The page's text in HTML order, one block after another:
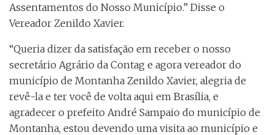
Assentamentos do Nosso Município.” Disse o
Vereador Zenildo Xavier.
“Queria dizer da satisfação em receber o nosso
secretário Agrário da Contag e agora vereador do
município de Montanha Zenildo Xavier, alegria de
revê-la e ter você de volta aqui em Brasília, e
agradecer o prefeito André Sampaio do município de
Montanha, estou devendo uma visita ao município e